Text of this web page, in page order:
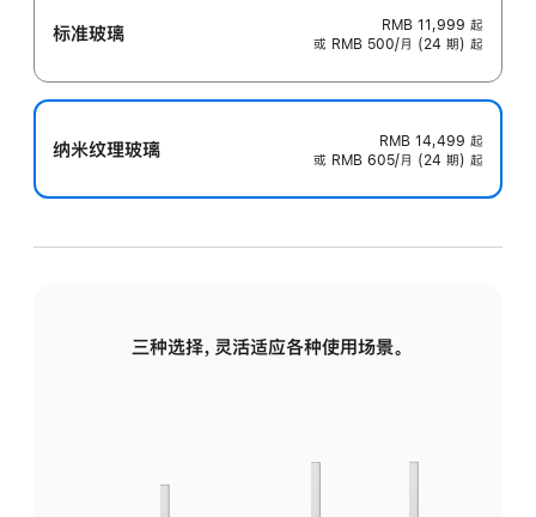
标准玻璃 RMB 11,999 起
或 RMB 500/月 (24 期) 起
纳米纹理玻璃 RMB 14,499 起
或 RMB 605/月 (24 期) 起
三种选择，灵活适应各种使用场景。